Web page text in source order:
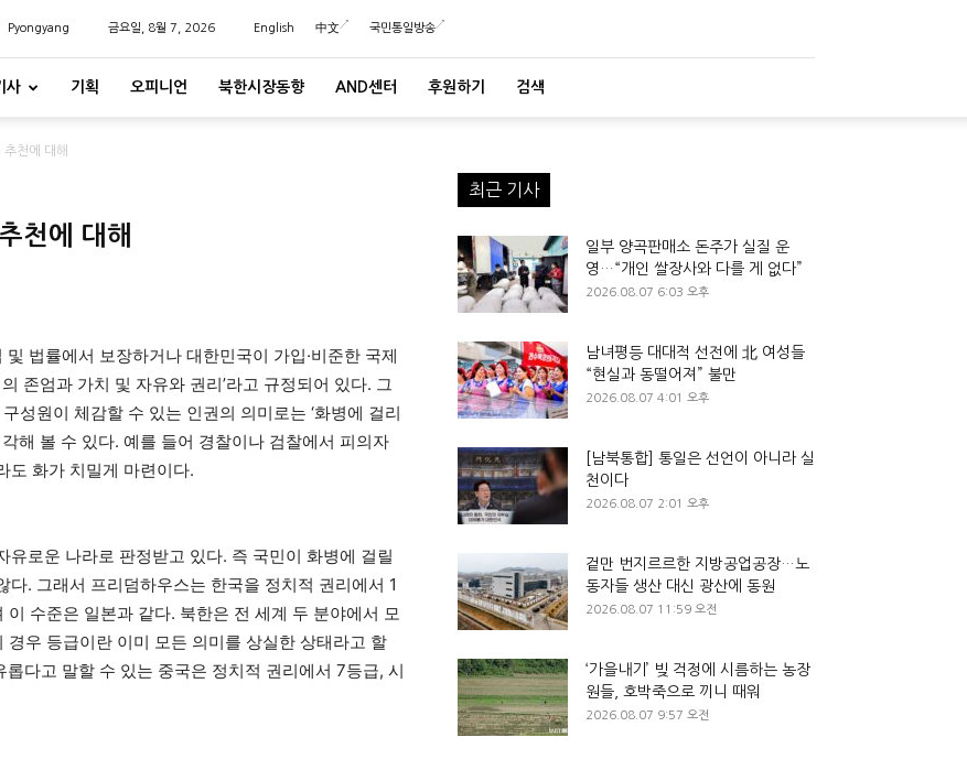
Pyongyang 금요일, 8월 7, 2026 English 中文 국민통일방송
사 기획 오피니언 북한시장동향 AND센터 후원하기 검색
추천에 대해
천에 대해
법률에서 보장하거나 대한민국이 가입·비준한 국제
존엄과 가치 및 자유와 권리’라고 규정되어 있다. 그
성원이 체감할 수 있는 인권의 의미로는 ‘화병에 걸리
해 볼 수 있다. 예를 들어 경찰이나 검찰에서 피의자
도 화가 치밀게 마련이다.
로운 나라로 판정받고 있다. 즉 국민이 화병에 걸릴
. 그래서 프리덤하우스는 한국을 정치적 권리에서 1
수준은 일본과 같다. 북한은 전 세계 두 분야에서 모
우 등급이란 이미 모든 의미를 상실한 상태라고 할
다고 말할 수 있는 중국은 정치적 권리에서 7등급, 시
최근 기사
일부 양곡판매소 돈주가 실질 운
영…“개인 쌀장사와 다를 게 없다”
2026.08.07 6:03 오후
남녀평등 대대적 선전에 北 여성들
“현실과 동떨어져” 불만
2026.08.07 4:01 오후
[남북통합] 통일은 선언이 아니라 실
천이다
2026.08.07 2:01 오후
겉만 번지르르한 지방공업공장…노
동자들 생산 대신 광산에 동원
2026.08.07 11:59 오전
‘가을내기’ 빚 걱정에 시름하는 농장
원들, 호박죽으로 끼니 때워
2026.08.07 9:57 오전